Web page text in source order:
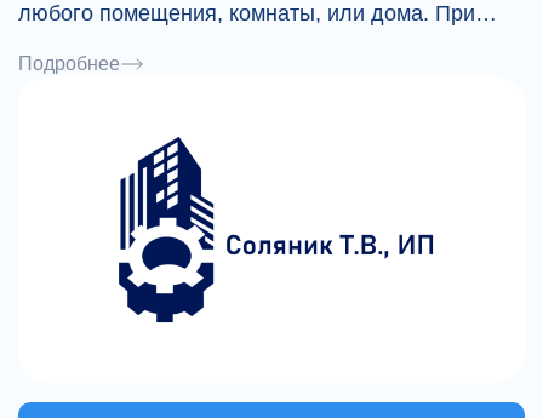
любого помещения, комнаты, или дома. При
материалы как отечественных, так и зарубежных
определиться основной
конструкцией.Конструкция определяет способ
трансформации дивана в положение "кровать" и
обратно, а так же его габариты.Для изготовления
нашей мягкой мебели используются три
основных типа механизма трансформации:-
Аккордеон;- Книжка;- Евро-тахта выкатная или
фотографии и других видов мягкой мебели.
Подробнее